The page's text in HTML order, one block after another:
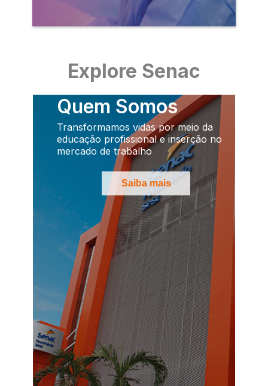
Explore Senac
Quem Somos
Transformamos vidas por meio da
educação profissional e inserção no
mercado de trabalho
Saiba mais